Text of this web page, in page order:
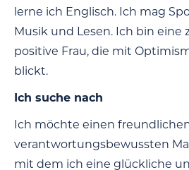
lerne ich Englisch. Ich mag
Musik und Lesen. Ich bin eine
positive Frau, die mit
blickt.
Ich suche nach
Ich möchte einen
verantwortungsbewussten
mit dem ich eine glückliche